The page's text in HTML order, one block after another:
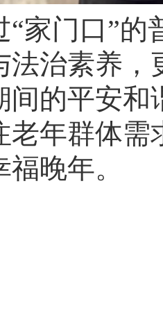
门口”的
法治素养，
间的平安
老年群体需
晚年。